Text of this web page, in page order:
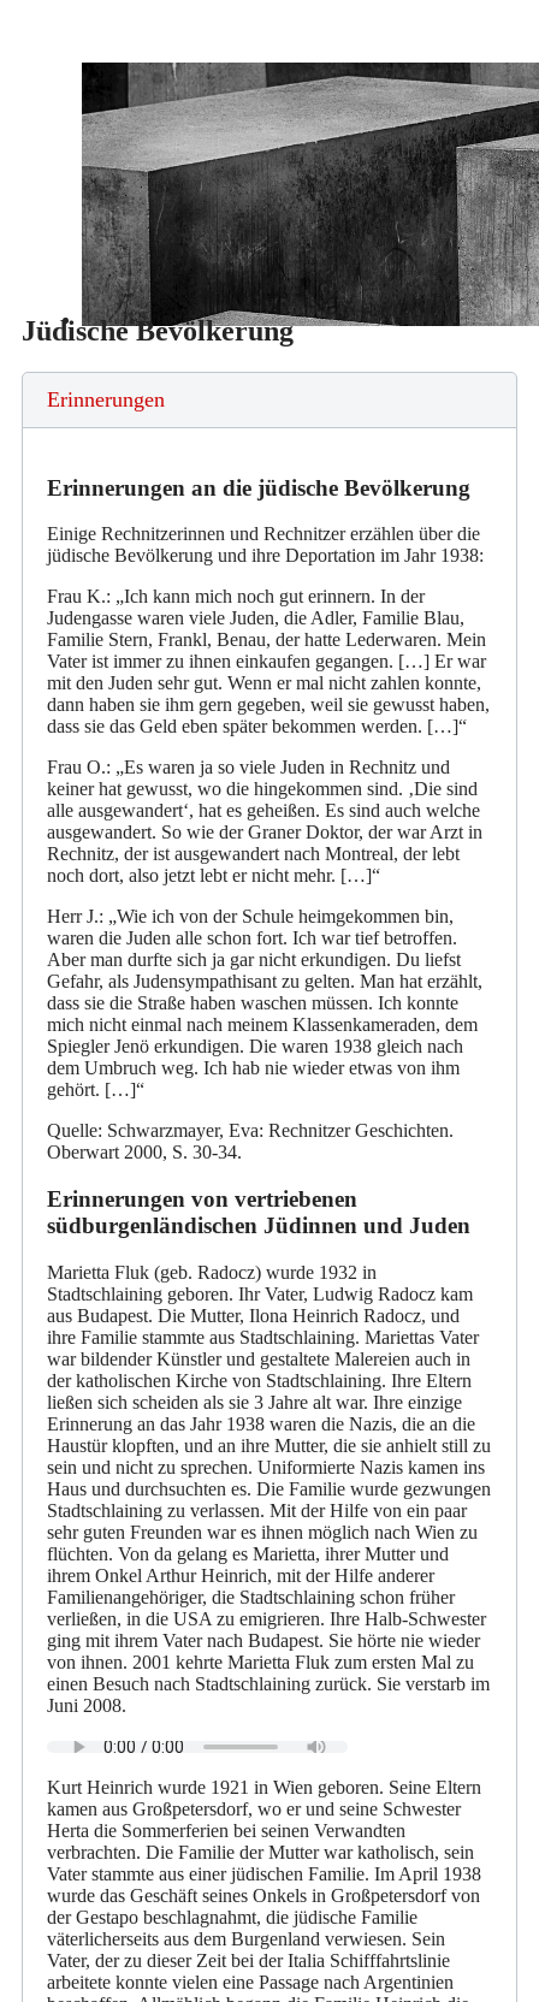
Jüdische Bevölkerung
Erinnerungen
Erinnerungen an die jüdische Bevölkerung
Einige Rechnitzerinnen und Rechnitzer erzählen über die
jüdische Bevölkerung und ihre Deportation im Jahr 1938:
Frau K.: „Ich kann mich noch gut erinnern. In der
Judengasse waren viele Juden, die Adler, Familie Blau,
Familie Stern, Frankl, Benau, der hatte Lederwaren. Mein
Vater ist immer zu ihnen einkaufen gegangen. […] Er war
mit den Juden sehr gut. Wenn er mal nicht zahlen konnte,
dann haben sie ihm gern gegeben, weil sie gewusst haben,
dass sie das Geld eben später bekommen werden. […]“
Frau O.: „Es waren ja so viele Juden in Rechnitz und
keiner hat gewusst, wo die hingekommen sind. ‚Die sind
alle ausgewandert‘, hat es geheißen. Es sind auch welche
ausgewandert. So wie der Graner Doktor, der war Arzt in
Rechnitz, der ist ausgewandert nach Montreal, der lebt
noch dort, also jetzt lebt er nicht mehr. […]“
Herr J.: „Wie ich von der Schule heimgekommen bin,
waren die Juden alle schon fort. Ich war tief betroffen.
Aber man durfte sich ja gar nicht erkundigen. Du liefst
Gefahr, als Judensympathisant zu gelten. Man hat erzählt,
dass sie die Straße haben waschen müssen. Ich konnte
mich nicht einmal nach meinem Klassenkameraden, dem
Spiegler Jenö erkundigen. Die waren 1938 gleich nach
dem Umbruch weg. Ich hab nie wieder etwas von ihm
gehört. […]“
Quelle: Schwarzmayer, Eva: Rechnitzer Geschichten.
Oberwart 2000, S. 30-34.
Erinnerungen von vertriebenen
südburgenländischen Jüdinnen und Juden
Marietta Fluk (geb. Radocz) wurde 1932 in
Stadtschlaining geboren. Ihr Vater, Ludwig Radocz kam
aus Budapest. Die Mutter, Ilona Heinrich Radocz, und
ihre Familie stammte aus Stadtschlaining. Mariettas Vater
war bildender Künstler und gestaltete Malereien auch in
der katholischen Kirche von Stadtschlaining. Ihre Eltern
ließen sich scheiden als sie 3 Jahre alt war. Ihre einzige
Erinnerung an das Jahr 1938 waren die Nazis, die an die
Haustür klopften, und an ihre Mutter, die sie anhielt still zu
sein und nicht zu sprechen. Uniformierte Nazis kamen ins
Haus und durchsuchten es. Die Familie wurde gezwungen
Stadtschlaining zu verlassen. Mit der Hilfe von ein paar
sehr guten Freunden war es ihnen möglich nach Wien zu
flüchten. Von da gelang es Marietta, ihrer Mutter und
ihrem Onkel Arthur Heinrich, mit der Hilfe anderer
Familienangehöriger, die Stadtschlaining schon früher
verließen, in die USA zu emigrieren. Ihre Halb-Schwester
ging mit ihrem Vater nach Budapest. Sie hörte nie wieder
von ihnen. 2001 kehrte Marietta Fluk zum ersten Mal zu
einen Besuch nach Stadtschlaining zurück. Sie verstarb im
Juni 2008.
Kurt Heinrich wurde 1921 in Wien geboren. Seine Eltern
kamen aus Großpetersdorf, wo er und seine Schwester
Herta die Sommerferien bei seinen Verwandten
verbrachten. Die Familie der Mutter war katholisch, sein
Vater stammte aus einer jüdischen Familie. Im April 1938
wurde das Geschäft seines Onkels in Großpetersdorf von
der Gestapo beschlagnahmt, die jüdische Familie
väterlicherseits aus dem Burgenland verwiesen. Sein
Vater, der zu dieser Zeit bei der Italia Schifffahrtslinie
arbeitete konnte vielen eine Passage nach Argentinien